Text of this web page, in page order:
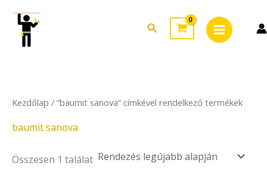
content
Search
Menu
Kezdőlap / “baumit sanova” címkével rendelkező termékek
baumit sanova
Összesen 1 találat